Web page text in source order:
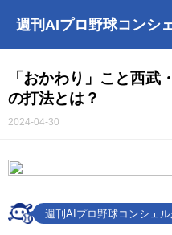
週刊AIプロ野球コンシ
「おかわり」こと西武
の打法とは？
2024-04-30
週刊AIプロ野球コンシェル